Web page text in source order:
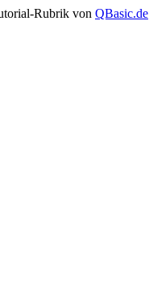
Rubrik von QBasic.de